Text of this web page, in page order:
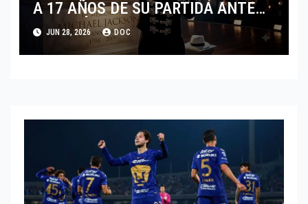
A 17 AÑOS DE SU PARTIDA ANTE
EL FENÓMENO DE SU BIOPIC EN
2026
JUN 28, 2026 DOC